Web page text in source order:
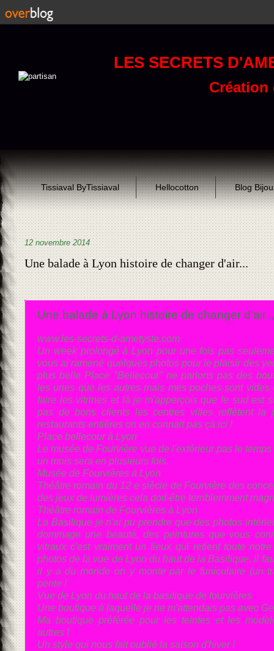
LES SECRETS
Création
Tissiaval ByTissiaval Hellocotton Blog
12 novembre 2014
Une balade à Lyon histoire de changer d'air...
Une balade à Lyon histoire de changer d'air...
www.les-secrets-d-ametyste.com
Un week prolongé à Lyon pour une fois pas
vous ai ramené quelques photos pour le plaisir des
plus belle Place "Bellecour" ne parlons pas des
les unes que les autres mais mes poches sont vides
faire les vitrines et là je m'apperçois que le sud est
pas de bons clients les centres villes reflètent la
restaurants entières on en connait pas çà ici !
Place bellecour à Lyon
Le musée de Fourvière vue de l'extérieur pas le
un mois sera en plusieurs fois.
Musée de Fourvières à Lyon
Théâtre romain du 12 e siècle de Fourvière des
des jeux de lumières cela doit-être terriblemment
Théâtre romain de Fourvières à Lyon
La Basilique je n'ai pu prendre que des photos
dommage une beauté, des peintures que vous
vitraux c'est vraiment un lieux qui retient toute
photos de la vue de Lyon du haut de la Basilique, il
il y a du monde on y monte par le funiculaire (un
pente !
Vue de Lyon du haut de la basilique de fourvières
Une boutique à laquelle je ne m'attendais pas avec
Ma boutique préférée pour les teintes et les
autres !
Un style qui nous fait oublié la saison d'hiver !